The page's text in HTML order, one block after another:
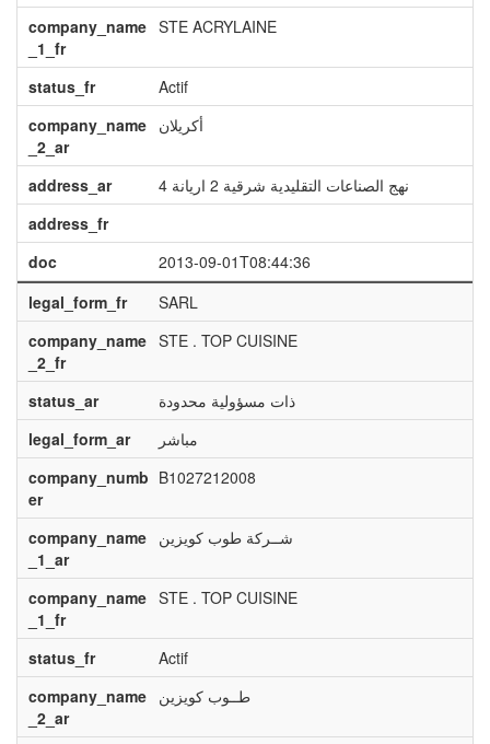
company_name
_1_fr
STE ACRYLAINE
status_fr
Actif
company_name
_2_ar
أكريلان
address_ar
4 نهج الصناعات التقليدية شرقية 2 اريانة
address_fr
doc
2013-09-01T08:44:36
legal_form_fr
SARL
company_name
_2_fr
STE . TOP CUISINE
status_ar
ذات مسؤولية محدودة
legal_form_ar
مباشر
company_numb
er
B1027212008
company_name
_1_ar
شــركة طوب كويزين
company_name
_1_fr
STE . TOP CUISINE
status_fr
Actif
company_name
_2_ar
طــوب كويزين